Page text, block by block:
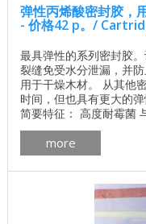
弹性丙烯酸密封胶，
- 价格42 p。/
最具弹性的系列密封胶
裂缝免受水分泄漏，并
用于干燥木材。 从其他
时间，但也具有更大的
简要特征： 高度耐霉菌
兼容。公司 易于用肥皂
于裂缝的宽度。 最佳
间： 4-8周。 ...
more